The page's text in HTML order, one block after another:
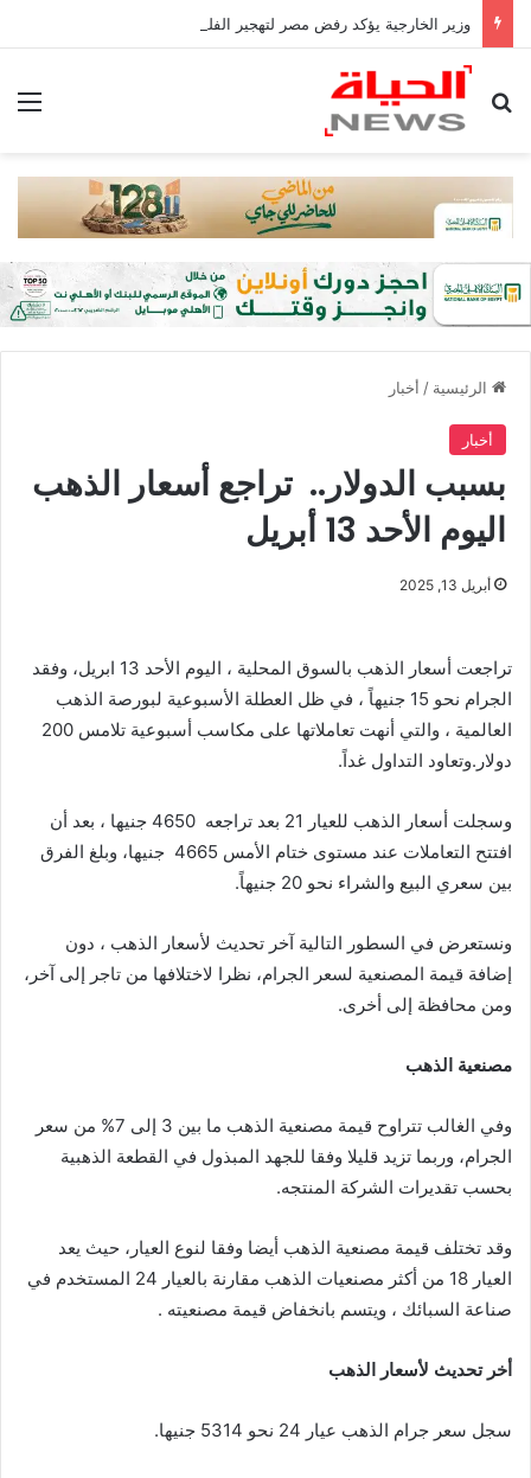
بحث عن
الرئيسية / أخبار
أخبار
بسبب الدولار.. تراجع أسعار الذهب
اليوم الأحد 13 أبريل
أبريل 13, 2025
تراجعت أسعار الذهب بالسوق المحلية ، اليوم الأحد 13 ابريل، وفقد
الجرام نحو 15 جنيهاً ، في ظل العطلة الأسبوعية لبورصة الذهب
العالمية ، والتي أنهت تعاملاتها على مكاسب أسبوعية تلامس 200
دولار.وتعاود التداول غداً.
وسجلت أسعار الذهب للعيار 21 بعد تراجعه 4650 جنيها ، بعد أن
افتتح التعاملات عند مستوى ختام الأمس 4665 جنيها، وبلغ الفرق
بين سعري البيع والشراء نحو 20 جنيهاً.
ونستعرض في السطور التالية آخر تحديث لأسعار الذهب ، دون
إضافة قيمة المصنعية لسعر الجرام، نظرا لاختلافها من تاجر إلى آخر،
ومن محافظة إلى أخرى.
مصنعية الذهب
وفي الغالب تتراوح قيمة مصنعية الذهب ما بين 3 إلى 7% من سعر
الجرام، وربما تزيد قليلا وفقا للجهد المبذول في القطعة الذهبية
بحسب تقديرات الشركة المنتجه.
وقد تختلف قيمة مصنعية الذهب أيضا وفقا لنوع العيار، حيث يعد
العيار 18 من أكثر مصنعيات الذهب مقارنة بالعيار 24 المستخدم في
صناعة السبائك ، ويتسم بانخفاض قيمة مصنعيته .
أخر تحديث لأسعار الذهب
سجل سعر جرام الذهب عيار 24 نحو 5314 جنيها.